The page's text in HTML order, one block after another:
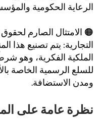
الرعاية الحكومية
🟠 الامتثال الصارم لحقوق
التجارية: يتم تصنيع هذا
الملكية الفكرية، وهو
للسلع الرسمية الخاصة
ومدن الاستضافة.
نظرة عامة على